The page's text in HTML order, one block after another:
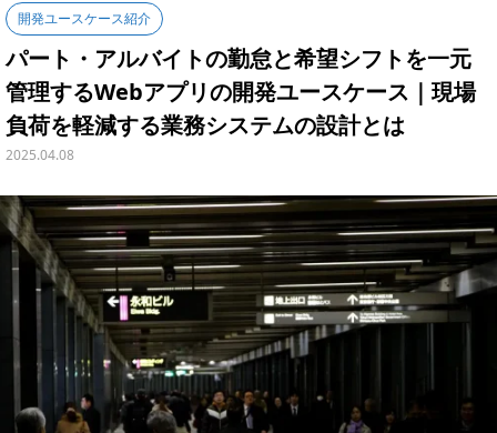
開発ユースケース紹介
パート・アルバイトの勤怠と希望シフトを一元
管理するWebアプリの開発ユースケース｜現場
負荷を軽減する業務システムの設計とは
2025.04.08